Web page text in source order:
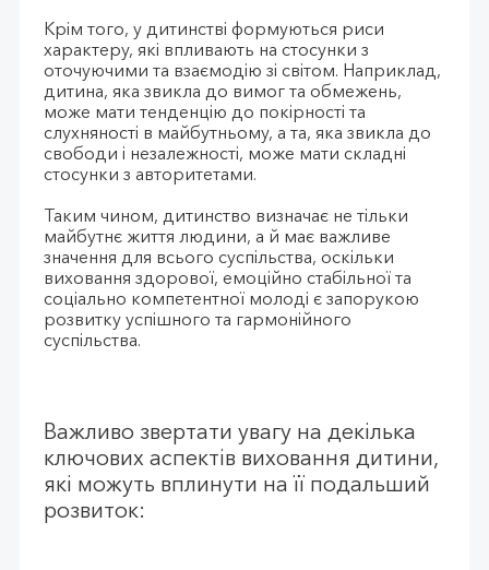
Крім того, у дитинстві формуються риси
характеру, які впливають на стосунки з
оточуючими та взаємодію зі світом. Наприклад,
дитина, яка звикла до вимог та обмежень,
може мати тенденцію до покірності та
слухняності в майбутньому, а та, яка звикла до
свободи і незалежності, може мати складні
стосунки з авторитетами.
Таким чином, дитинство визначає не тільки
майбутнє життя людини, а й має важливе
значення для всього суспільства, оскільки
виховання здорової, емоційно стабільної та
соціально компетентної молоді є запорукою
розвитку успішного та гармонійного
суспільства.
Важливо звертати увагу на декілька
ключових аспектів виховання дитини,
які можуть вплинути на її подальший
розвиток: